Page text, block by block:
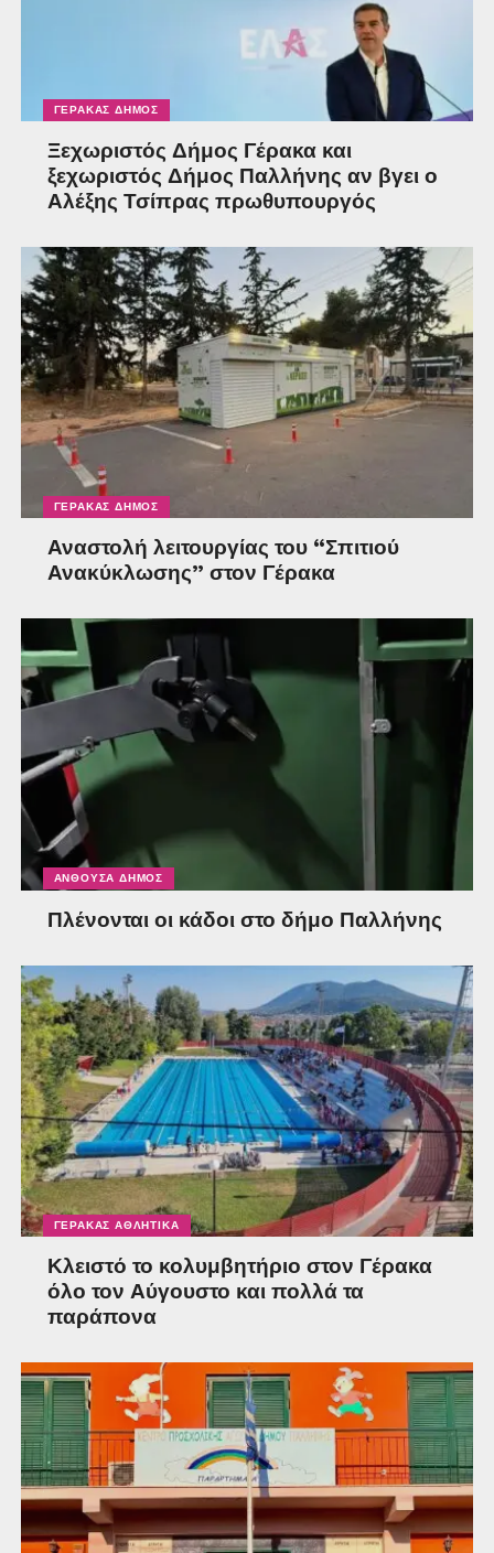
ΓΈΡΑΚΑΣ ΔΉΜΟΣ
Ξεχωριστός Δήμος Γέρακα και
ξεχωριστός Δήμος Παλλήνης αν βγει ο
Αλέξης Τσίπρας πρωθυπουργός
ΓΈΡΑΚΑΣ ΔΉΜΟΣ
Αναστολή λειτουργίας του “Σπιτιού
Ανακύκλωσης” στον Γέρακα
ΑΝΘΟΎΣΑ ΔΉΜΟΣ
Πλένονται οι κάδοι στο δήμο Παλλήνης
ΓΈΡΑΚΑΣ ΑΘΛΗΤΙΚΆ
Κλειστό το κολυμβητήριο στον Γέρακα
όλο τον Αύγουστο και πολλά τα
παράπονα